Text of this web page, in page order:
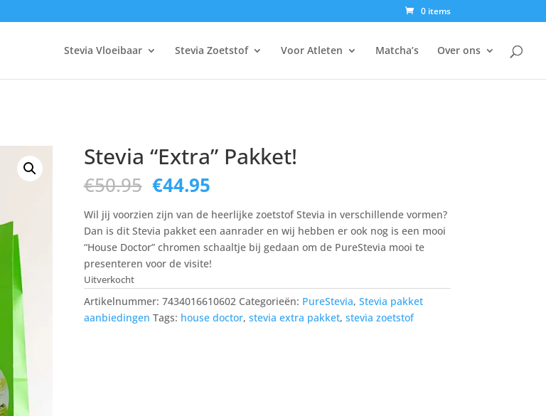
0 items
Stevia Vloeibaar Stevia Zoetstof Voor Atleten Matcha’s Over ons
Stevia “Extra” Pakket!
€50.95 Oorspronkelijke
prijs
was:
€50.95.
€44.95Huidige
is:
€44.95.
Wil jij voorzien zijn van de heerlijke zoetstof Stevia in verschillende vormen?
Dan is dit Stevia pakket een aanrader en wij hebben er ook nog is een mooi
“House Doctor” chromen schaaltje bij gedaan om de PureStevia mooi te
presenteren voor de visite!
Uitverkocht
Artikelnummer: 7434016610602 Categorieën: PureStevia, Stevia pakket
aanbiedingen Tags: house doctor, stevia extra pakket, stevia zoetstof